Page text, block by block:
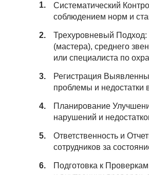
Систематический
соблюдением норм и
Трехуровневый Подход:
(мастера), среднего
или специалиста по
Регистрация
проблемы и недостатки
Планирование
нарушений и
Ответственность и
сотрудников за
Подготовка к